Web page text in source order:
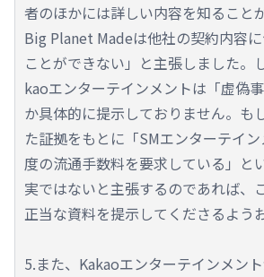
者のほかには詳しい内容を知ること
Big Planet Madeは他社の契約内容
ことができない」と主張しました。
kaoエンターテインメントは「虚偽
か具体的に提示しておりません。も
た証拠をもとに「SMエンターテイ
度の流通手数料を要求している」と
実ではないと主張するのであれば、
正当な資料を提示してくださるよう
5.また、Kakaoエンターテインメン